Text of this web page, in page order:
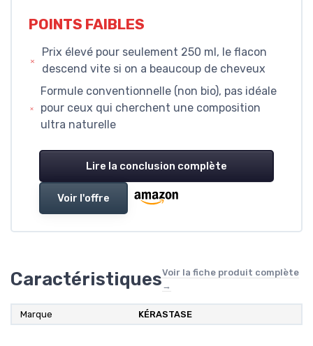
POINTS FAIBLES
Prix élevé pour seulement 250 ml, le flacon
descend vite si on a beaucoup de cheveux
Formule conventionnelle (non bio), pas idéale
pour ceux qui cherchent une composition
ultra naturelle
Lire la conclusion complète
Voir l'offre
CaractéristiquesVoir la fiche produit complète
→
Marque KÉRASTASE